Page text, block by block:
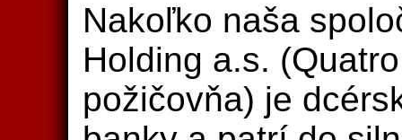
Nakoľko naša
Holding a.s.
požičovňa) je